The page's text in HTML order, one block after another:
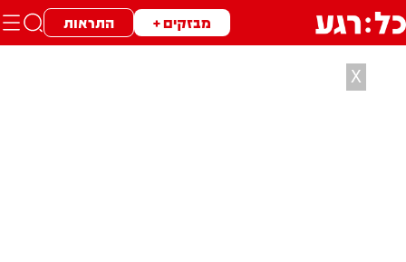
מבזקים + התראות
X